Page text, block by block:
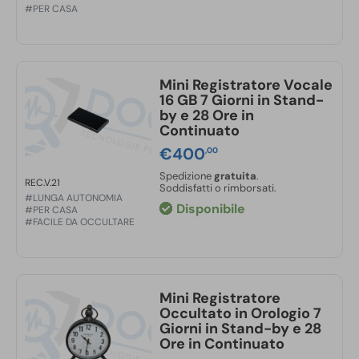
#PER CASA
REC.V.21
#LUNGA AUTONOMIA
#PER CASA
#FACILE DA OCCULTARE
Mini Registratore Vocale
16 GB 7 Giorni in Stand-
by e 28 Ore in
Continuato
€400,00
Spedizione gratuita.
Soddisfatti o rimborsati.
Disponibile
Mini Registratore
Occultato in Orologio 7
Giorni in Stand-by e 28
Ore in Continuato